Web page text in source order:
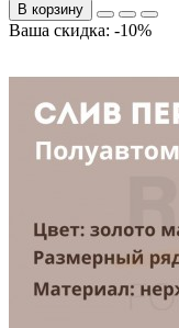
В корзину
Ваша скидка: -10%